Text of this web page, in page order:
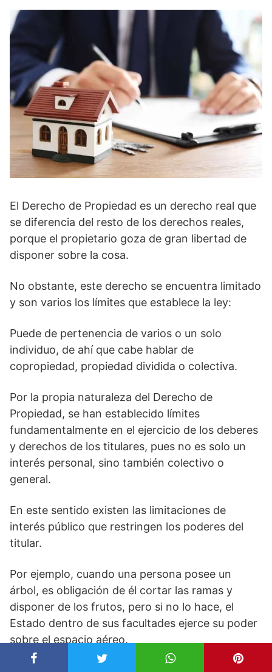
El Derecho de Propiedad es un derecho real que
se diferencia del resto de los derechos reales,
porque el propietario goza de gran libertad de
disponer sobre la cosa.
No obstante, este derecho se encuentra limitado
y son varios los límites que establece la ley:
Puede de pertenencia de varios o un solo
individuo, de ahí que cabe hablar de
copropiedad, propiedad dividida o colectiva.
Por la propia naturaleza del Derecho de
Propiedad, se han establecido límites
fundamentalmente en el ejercicio de los deberes
y derechos de los titulares, pues no es solo un
interés personal, sino también colectivo o
general.
En este sentido existen las limitaciones de
interés público que restringen los poderes del
titular.
Por ejemplo, cuando una persona posee un
árbol, es obligación de él cortar las ramas y
disponer de los frutos, pero si no lo hace, el
Estado dentro de sus facultades ejerce su poder
sobre el espacio aéreo.